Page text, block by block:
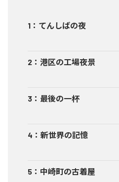
1 ： てんしばの夜
2 ： 港区の工場夜景
3 ： 最後の一杯
4 ： 新世界の記憶
5 ： 中崎町の古着屋